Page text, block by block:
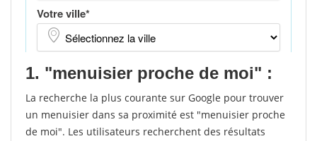
1. "menuisier proche de moi" :
La recherche la plus courante sur Google pour trouver
un menuisier dans sa proximité est "menuisier proche
de moi". Les utilisateurs recherchent des résultats